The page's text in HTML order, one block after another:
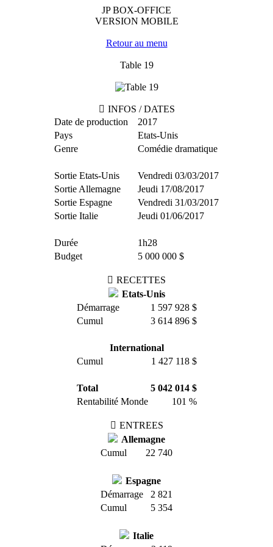
JP BOX-OFFICE
VERSION MOBILE
Retour au menu
Table 19
INFOS / DATES
Date de production
2017
Pays
Etats-Unis
Genre
Comédie dramatique
Sortie Etats-Unis
Vendredi 03/03/2017
Sortie Allemagne
Jeudi 17/08/2017
Sortie Espagne
Vendredi 31/03/2017
Sortie Italie
Jeudi 01/06/2017
Durée
1h28
Budget
5 000 000 $
RECETTES
Etats-Unis
Démarrage
1 597 928 $
Cumul
3 614 896 $
International
Cumul
1 427 118 $
Total
5 042 014 $
Rentabilité Monde
101 %
ENTREES
Allemagne
Cumul
22 740
Espagne
Démarrage
2 821
Cumul
5 354
Italie